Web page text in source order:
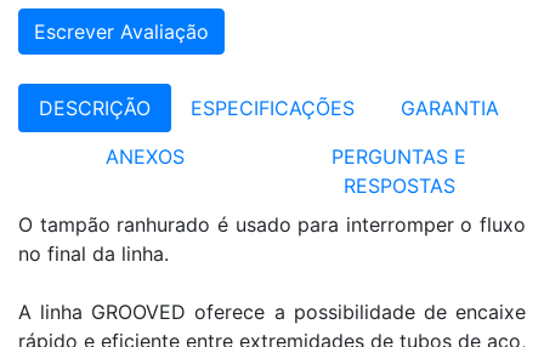
Escrever Avaliação
DESCRIÇÃO ESPECIFICAÇÕES
GARANTIA
ANEXOS
PERGUNTAS E
RESPOSTAS
O tampão ranhurado é usado para interromper o fluxo
no final da linha.
A linha GROOVED oferece a possibilidade de encaixe
rápido e eficiente entre extremidades de tubos de aço,